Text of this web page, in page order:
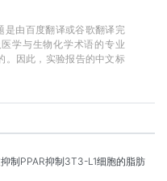
由百度翻译或谷歌翻译完
学与生物化学术语的专业
。因此，实验报告的中文标
制PPAR抑制3T3-L1细胞的脂肪